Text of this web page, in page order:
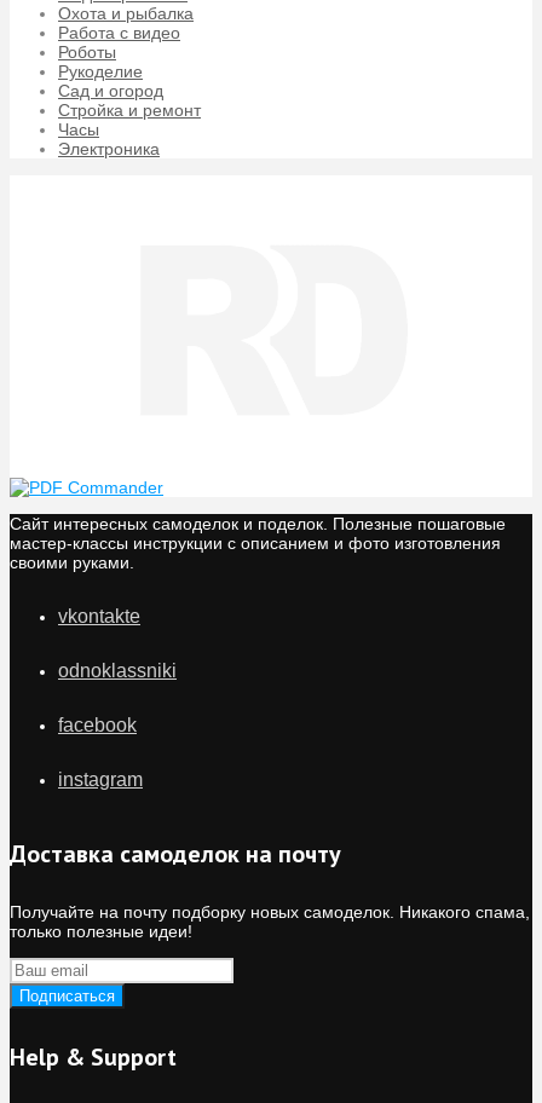
Охота и рыбалка
Работа с видео
Роботы
Рукоделие
Сад и огород
Стройка и ремонт
Часы
Электроника
Сайт интересных самоделок и поделок. Полезные пошаговые
мастер-классы инструкции с описанием и фото изготовления
своими руками.
vkontakte
odnoklassniki
facebook
instagram
Доставка самоделок на почту
Получайте на почту подборку новых самоделок. Никакого спама,
только полезные идеи!
Help & Support